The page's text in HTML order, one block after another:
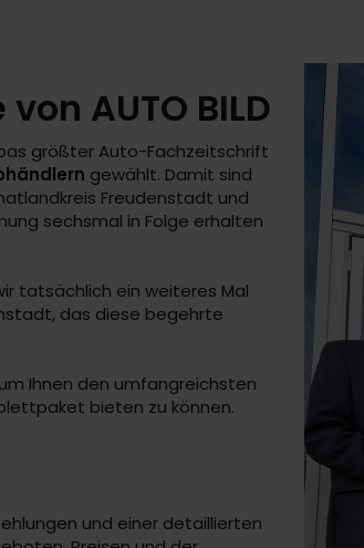
AUTO BILD
größter Auto-Fachzeitschrift
gewählt. Damit sind
Freudenstadt und
sechsmal in Folge erhalten
tatsächlich ein weiteres Mal
das diese begehrte
Ihnen den umfangreichsten
bieten zu können.
und einer detaillierten